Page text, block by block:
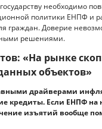
необходимо
политики ЕНПФ и
граждан. Доверие
решениями.
«На рынке
объектов»
драйверами
кредиты. Если ЕНПФ на
изъятий вообще